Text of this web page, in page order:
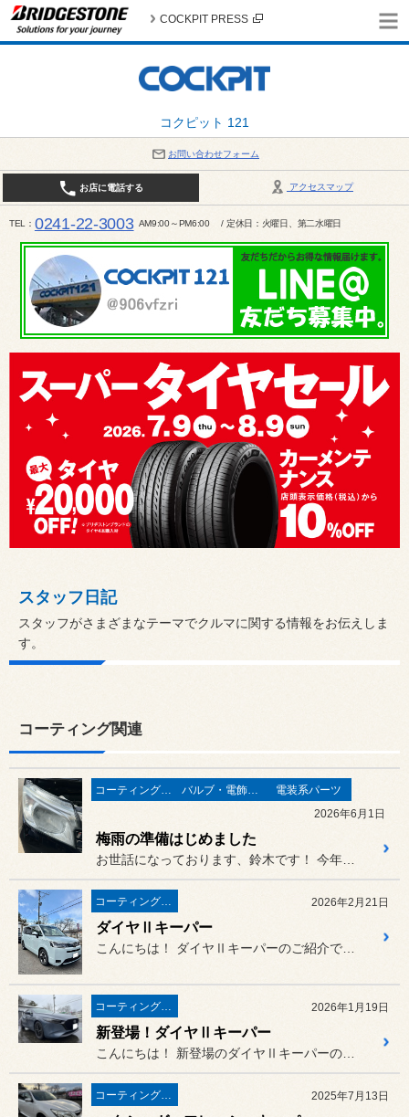
コクピット 121
COCKPIT PRESS
お問い合わせフォーム
アクセスマップ
お店に電話する
TEL 0241-22-3003 AM9:00～PM6:00 / 定休日：火曜日、第二水曜日
スタッフ日記
スタッフがさまざまなテーマでクルマに関する情報をお伝えしま
す。
コーティング関連
コーティング関連 バルブ・電飾関連
電装系パーツ
2026年6月1日
梅雨の準備はじめました
コーティング関連 2026年2月21日
ダイヤⅡキーパー
コーティング関連 2026年1月19日
新登場！ダイヤⅡキーパー
こんにちは！ 新登場のダイヤⅡキーパーのご紹介...
コーティング関連 2025年7月13日